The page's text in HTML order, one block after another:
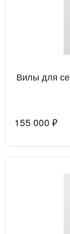
Вилы для
155 000 ₽